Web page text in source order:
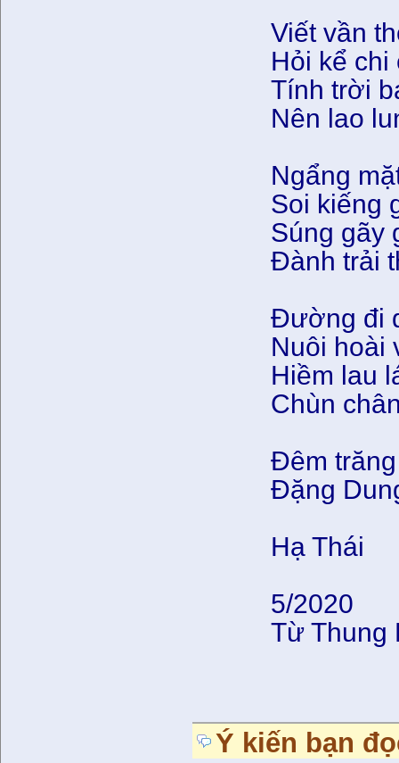
Viết vần
Hỏi kể
Tính trời
Nên lao
Ngẩng
Soi kiếng
Súng gãy
Đành trải
Đường đi
Nuôi hoài
Hiềm lau
Chùn
Đêm
Đặng
Hạ Thái
5/2020
Từ Thung
Ý kiến bạn